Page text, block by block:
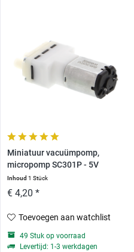
Miniatuur vacuümpomp,
micropomp SC301P - 5V
Inhoud1 Stück
€ 4,20 *
Toevoegen aan watchlist
49 Stuk op voorraad
Levertijd: 1-3 werkdagen